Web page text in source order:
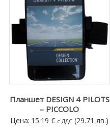
Планшет DESIGN 4 PILOTS
– PICCOLO
Цена: 15.19€ с ДДС (29.71 лв.)